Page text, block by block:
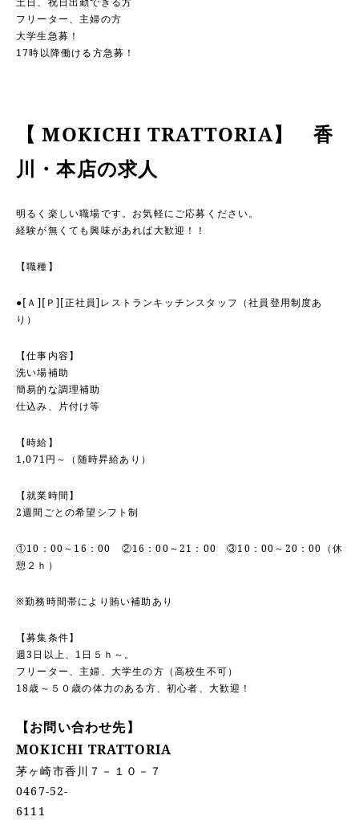
フリーター、主婦の方
大学生急募！
17時以降働ける方急募！
【 MOKICHI TRATTORIA】 香
川・本店の求人
明るく楽しい職場です。お気軽にご応募ください。
経験が無くても興味があれば大歓迎！！
【職種】
●[Ａ][Ｐ][正社員]レストランキッチンスタッフ（社員登用制度あ
り）
【仕事内容】
洗い場補助
簡易的な調理補助
仕込み、片付け等
【時給】
1,071円～（随時昇給あり）
【就業時間】
2週間ごとの希望シフト制
①10：00～16：00 ②16：00～21：00 ③10：00～20：00（休
憩２ｈ）
※勤務時間帯により賄い補助あり
【募集条件】
週3日以上、1日５ｈ～。
フリーター、主婦、大学生の方（高校生不可）
18歳～５０歳の体力のある方、初心者、大歓迎！
【お問い合わせ先】
MOKICHI TRATTORIA
茅ヶ崎市香川７－１０－７
0467-52-
6111